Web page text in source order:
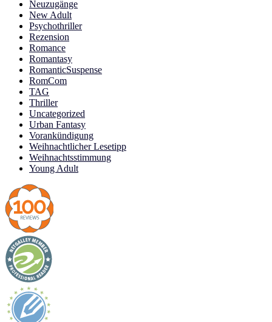
Neuzugänge
New Adult
Psychothriller
Rezension
Romance
Romantasy
RomanticSuspense
RomCom
TAG
Thriller
Uncategorized
Urban Fantasy
Vorankündigung
Weihnachtlicher Lesetipp
Weihnachtsstimmung
Young Adult